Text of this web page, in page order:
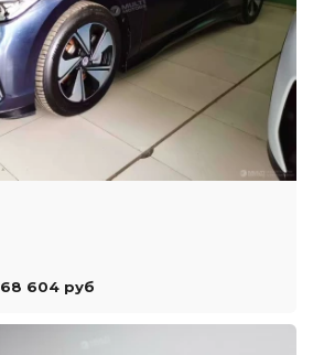
68 604 руб